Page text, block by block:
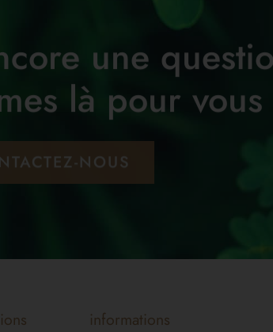
une
là pour vous
NOUS
informations